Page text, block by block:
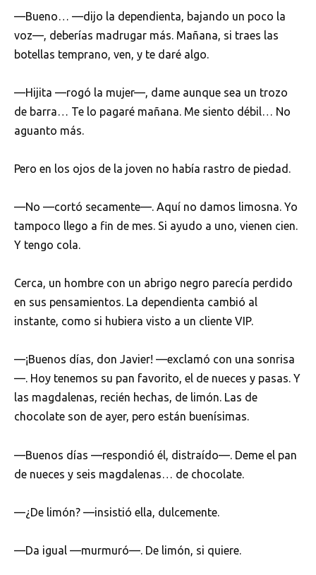
—Bueno… —dijo la dependienta, bajando un poco la
voz—, deberías madrugar más. Mañana, si traes las
botellas temprano, ven, y te daré algo.
—Hijita —rogó la mujer—, dame aunque sea un trozo
de barra… Te lo pagaré mañana. Me siento débil… No
aguanto más.
Pero en los ojos de la joven no había rastro de piedad.
—No —cortó secamente—. Aquí no damos limosna. Yo
tampoco llego a fin de mes. Si ayudo a uno, vienen cien.
Y tengo cola.
Cerca, un hombre con un abrigo negro parecía perdido
en sus pensamientos. La dependienta cambió al
instante, como si hubiera visto a un cliente VIP.
—¡Buenos días, don Javier! —exclamó con una sonrisa
—. Hoy tenemos su pan favorito, el de nueces y pasas. Y
las magdalenas, recién hechas, de limón. Las de
chocolate son de ayer, pero están buenísimas.
—Buenos días —respondió él, distraído—. Deme el pan
de nueces y seis magdalenas… de chocolate.
—¿De limón? —insistió ella, dulcemente.
—Da igual —murmuró—. De limón, si quiere.